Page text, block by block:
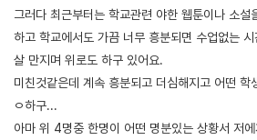
그러다 최근부터는 학교관련 야한 웹툰이나 소설
하고 학교에서도 가끔 너무 흥분되면 수업없는
살 만지며 위로도 하구 있어요.
미친것같은데 계속 흥분되고 더심해지고 어떤 학
ㅇ하구...
아마 위 4명중 한명이 어떤 명분있는 상황서 저